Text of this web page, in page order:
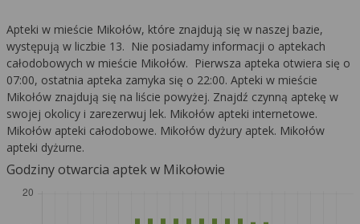
Apteki w mieście Mikołów, które znajdują się w naszej bazie,
występują w liczbie 13. Nie posiadamy informacji o aptekach
całodobowych w mieście Mikołów. Pierwsza apteka otwiera się o
07:00, ostatnia apteka zamyka się o 22:00. Apteki w mieście
Mikołów znajdują się na liście powyżej. Znajdź czynną aptekę w
swojej okolicy i zarezerwuj lek. Mikołów apteki internetowe.
Mikołów apteki całodobowe. Mikołów dyżury aptek. Mikołów
apteki dyżurne.
Godziny otwarcia aptek w Mikołowie